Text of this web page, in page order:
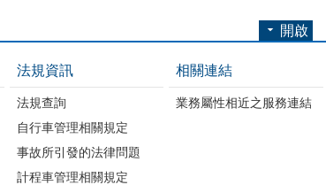
開啟
法規資訊
法規查詢
自行車管理相關規定
事故所引發的法律問題
計程車管理相關規定
相關連結
業務屬性相近之服務連結